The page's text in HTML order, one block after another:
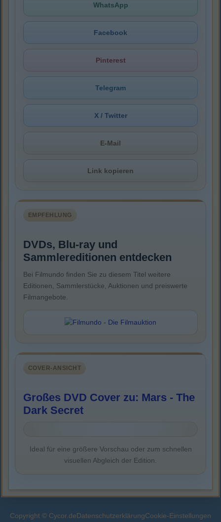
WhatsApp
Facebook
Pinterest
Telegram
X / Twitter
E-Mail
Link kopieren
EMPFEHLUNG
DVDs, Blu-ray und
Sammlereditionen entdecken
Bei Filmundo finden Sie zu diesem Titel weitere
Editionen, Sammlerstücke, Auktionen und preiswerte
Filmangebote.
COVER-ANSICHT
Großes DVD Cover zu: Mars - The
Dark Secret
Ideal für eine größere Vorschau oder zum schnellen
visuellen Abgleich der Edition.
Copyright © Cycor.deDatenschutzerklärungCookie-Einstellungen